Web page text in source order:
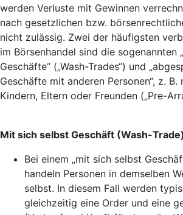
werden Verluste mit Gewinnen
nach gesetzlichen bzw.
nicht zulässig. Zwei der häufigsten
im Börsenhandel sind die sogenannten
Geschäfte“ („Wash-Trades“) und
Geschäfte mit anderen Personen“, z.
Kindern, Eltern oder Freunden („Pre-
Mit sich selbst Geschäft (Wash-
Bei einem „mit sich selbst
handeln Personen in demselben
selbst. In diesem Fall werden
gleichzeitig eine Order und eine